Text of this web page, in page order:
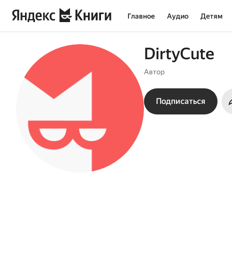
Главное Аудио Детям
DirtyCute
Автор
Подписаться